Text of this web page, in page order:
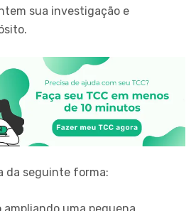
sua investigação e
da seguinte forma:
ampliando uma pequena